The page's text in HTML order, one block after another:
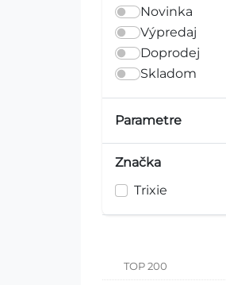
Novinka
Výpredaj
Doprodej
Skladom
Parametre
Značka
Trixie
TOP 200